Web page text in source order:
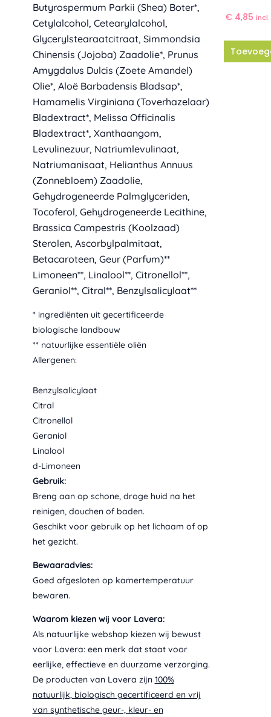
Butyrospermum Parkii (Shea) Boter*,
Cetylalcohol, Cetearylalcohol,
Glycerylstearaatcitraat, Simmondsia
Chinensis (Jojoba) Zaadolie*, Prunus
Amygdalus Dulcis (Zoete Amandel)
Olie*, Aloë Barbadensis Bladsap*,
Hamamelis Virginiana (Toverhazelaar)
Bladextract*, Melissa Officinalis
Bladextract*, Xanthaangom,
Levulinezuur, Natriumlevulinaat,
Natriumanisaat, Helianthus Annuus
(Zonnebloem) Zaadolie,
Gehydrogeneerde Palmglyceriden,
Tocoferol, Gehydrogeneerde Lecithine,
Brassica Campestris (Koolzaad)
Sterolen, Ascorbylpalmitaat,
Betacaroteen, Geur (Parfum)**
Limoneen**, Linalool**, Citronellol**,
Geraniol**, Citral**, Benzylsalicylaat**
* ingrediënten uit gecertificeerde
biologische landbouw
** natuurlijke essentiële oliën
Allergenen:
Benzylsalicylaat
Citral
Citronellol
Geraniol
Linalool
d-Limoneen
Gebruik:
Breng aan op schone, droge huid na het
reinigen, douchen of baden.
Geschikt voor gebruik op het lichaam of op
het gezicht.
Bewaaradvies:
Goed afgesloten op kamertemperatuur
bewaren.
Waarom kiezen wij voor Lavera:
Als natuurlijke webshop kiezen wij bewust
voor Lavera: een merk dat staat voor
eerlijke, effectieve en duurzame verzorging.
De producten van Lavera zijn 100%
natuurlijk, biologisch gecertificeerd en vrij
van synthetische geur-, kleur- en
€4,85 incl.